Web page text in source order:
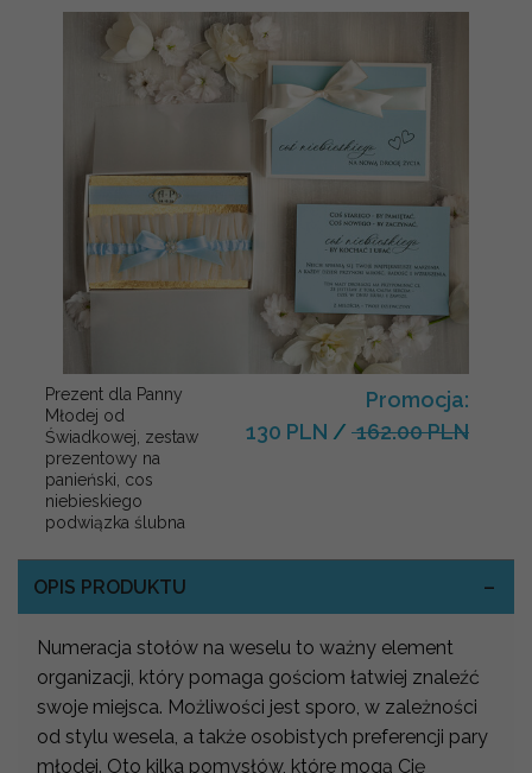
Prezent dla Panny
Młodej od
Świadkowej, zestaw
prezentowy na
panieński, cos
niebieskiego
podwiązka ślubna
Promocja:
130 PLN / 162.00 PLN
OPIS PRODUKTU
Numeracja stołów na weselu to ważny element
organizacji, który pomaga gościom łatwiej znaleźć
swoje miejsca. Możliwości jest sporo, w zależności
od stylu wesela, a także osobistych preferencji pary
młodej. Oto kilka pomysłów, które mogą Cię